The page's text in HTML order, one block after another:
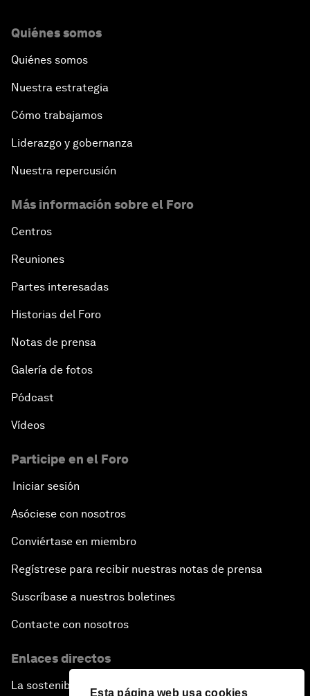
Esta página web usa cookies
Quiénes somos
Quiénes somos
Nuestra estrategia
Cómo trabajamos
Liderazgo y gobernanza
Nuestra repercusión
Más información sobre el Foro
Centros
Reuniones
Partes interesadas
Historias del Foro
Notas de prensa
Galería de fotos
Pódcast
Vídeos
Participe en el Foro
Iniciar sesión
Asóciese con nosotros
Conviértase en miembro
Regístrese para recibir nuestras notas de prensa
Suscríbase a nuestros boletines
Contacte con nosotros
Enlaces directos
La sostenibilidad en el Foro